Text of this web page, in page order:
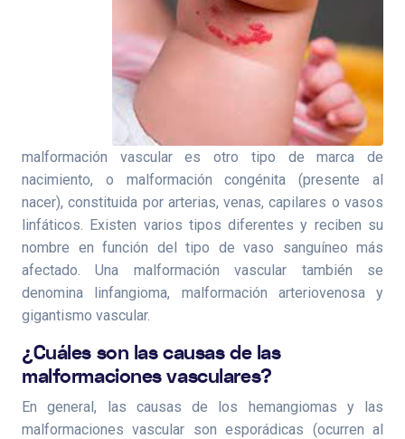
malformación vascular es otro tipo de marca de
nacimiento, o malformación congénita (presente al
nacer), constituida por arterias, venas, capilares o vasos
linfáticos. Existen varios tipos diferentes y reciben su
nombre en función del tipo de vaso sanguíneo más
afectado. Una malformación vascular también se
denomina linfangioma, malformación arteriovenosa y
gigantismo vascular.
¿Cuáles son las causas de las
malformaciones vasculares?
En general, las causas de los hemangiomas y las
malformaciones vascular son esporádicas (ocurren al